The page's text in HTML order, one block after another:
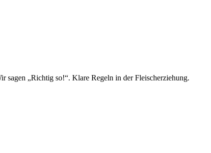
sagen „Richtig so!“. Klare Regeln in der Fleischerziehung.